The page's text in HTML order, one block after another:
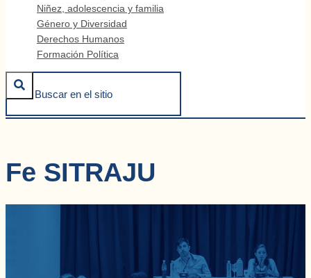
Niñez, adolescencia y familia
Género y Diversidad
Derechos Humanos
Formación Política
Fe SITRAJU